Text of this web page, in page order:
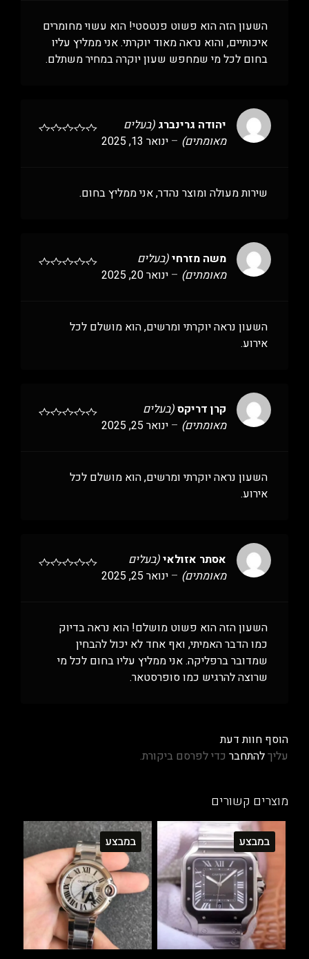
השעון הזה הוא פשוט פנטסטי! הוא עשוי מחומרים
איכותיים, והוא נראה מאוד יוקרתי. אני ממליץ עליו
בחום לכל מי שמחפש שעון יוקרה במחיר משתלם.
יהודה גרינברג (בעלים
מאומתים) – ינואר 13, 2025
שירות מעולה ומוצר נהדר, אני ממליץ בחום.
משה מזרחי(בעלים
מאומתים) – ינואר 20, 2025
השעון נראה יוקרתי ומרשים, הוא מושלם לכל
אירוע.
קרן דריקס(בעלים
מאומתים) – ינואר 25, 2025
השעון נראה יוקרתי ומרשים, הוא מושלם לכל
אירוע.
אסתר אזולאי(בעלים
מאומתים) – ינואר 25, 2025
השעון הזה הוא פשוט מושלם! הוא נראה בדיוק
כמו הדבר האמיתי, ואף אחד לא יכול להבחין
שמדובר ברפליקה. אני ממליץ עליו בחום לכל מי
שרוצה להרגיש כמו סופרסטאר.
הוסף חוות דעת
עליךלהתחבר כדי לפרסם ביקורת.
מוצרים קשורים
במבצע במבצע